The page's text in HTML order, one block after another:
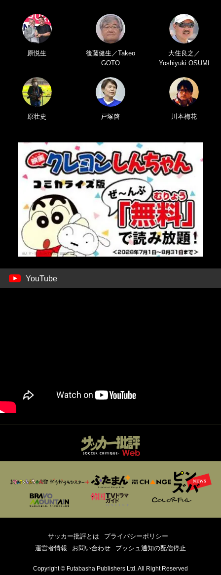
原悦生
後藤健生／Takeo
GOTO
大住良之／
Yoshiyuki OSUMI
原壮史 戸塚啓 川本梅花
YouTube
サッカー批評とは
プライバシーポリシー
運営者情報
お問い合わせ プッシュ通知の配信停止
Copyright © Futabasha Publishers Ltd. All Right Reserved